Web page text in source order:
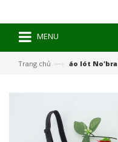
MENU
Trang chủ —› áo lót No'bra